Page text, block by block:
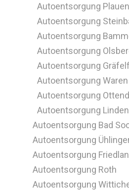
Autoentsorgung
Autoentsorgung
Autoentsorgung
Autoentsorgung
Autoentsorgung
Autoentsorgung
Autoentsorgung
Autoentsorgung
Autoentsorgung Bad
Autoentsorgung
Autoentsorgung
Autoentsorgung Roth
Autoentsorgung